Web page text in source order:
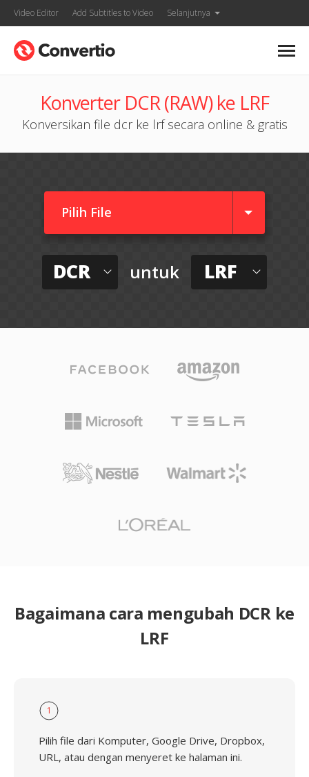
Video Editor Add Subtitles to Video Selanjutnya
Konverter DCR (RAW) ke LRF
Konversikan file dcr ke lrf secara online & gratis
Pilih File
DCR untuk LRF
Bagaimana cara mengubah DCR ke
LRF
1
Pilih file dari Komputer, Google Drive, Dropbox,
URL, atau dengan menyeret ke halaman ini.